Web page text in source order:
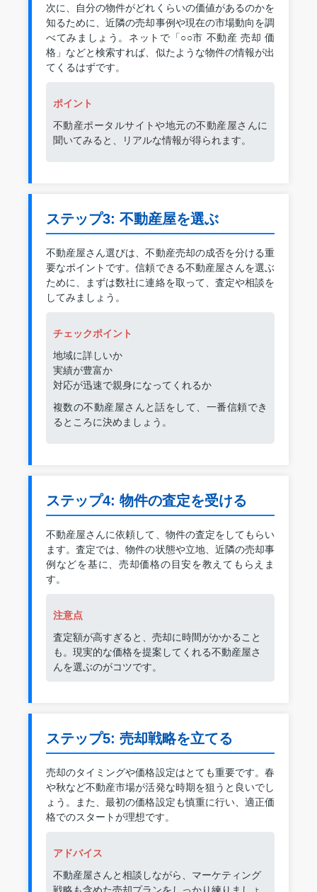
次に、自分の物件がどれくらいの価値があるのかを
知るために、近隣の売却事例や現在の市場動向を調
べてみましょう。ネットで「○○市 不動産 売却 価
格」などと検索すれば、似たような物件の情報が出
てくるはずです。
ポイント
不動産ポータルサイトや地元の不動産屋さんに
聞いてみると、リアルな情報が得られます。
ステップ3: 不動産屋を選ぶ
不動産屋さん選びは、不動産売却の成否を分ける重
要なポイントです。信頼できる不動産屋さんを選ぶ
ために、まずは数社に連絡を取って、査定や相談を
してみましょう。
チェックポイント
地域に詳しいか
実績が豊富か
対応が迅速で親身になってくれるか
複数の不動産屋さんと話をして、一番信頼でき
るところに決めましょう。
ステップ4: 物件の査定を受ける
不動産屋さんに依頼して、物件の査定をしてもらい
ます。査定では、物件の状態や立地、近隣の売却事
例などを基に、売却価格の目安を教えてもらえま
す。
注意点
査定額が高すぎると、売却に時間がかかること
も。現実的な価格を提案してくれる不動産屋さ
んを選ぶのがコツです。
ステップ5: 売却戦略を立てる
売却のタイミングや価格設定はとても重要です。春
や秋など不動産市場が活発な時期を狙うと良いでし
ょう。また、最初の価格設定も慎重に行い、適正価
格でのスタートが理想です。
アドバイス
不動産屋さんと相談しながら、マーケティング
戦略も含めた売却プランをしっかり練りましょ